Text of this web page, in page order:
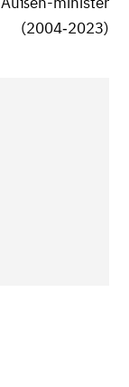
(2004‐2023)